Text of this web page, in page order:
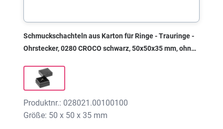
Schmuckschachteln aus Karton für Ringe - Trauringe -
Ohrstecker, 0280 CROCO schwarz, 50x50x35 mm, ohne
Produktnr.: 028021.00100100
Größe: 50 x 50 x 35 mm